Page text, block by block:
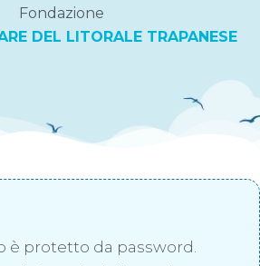
Fondazione
DEL LITORALE TRAPANESE
è protetto da password.